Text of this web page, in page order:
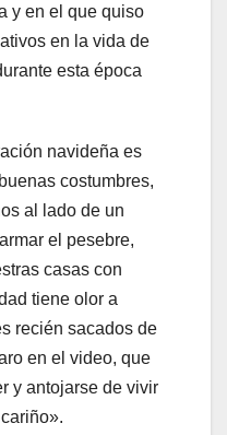
y en el que quiso
en la vida de
esta época
navideña es
costumbres,
al lado de un
el pesebre,
casas con
tiene olor a
recién sacados de
en el video, que
y antojarse de vivir